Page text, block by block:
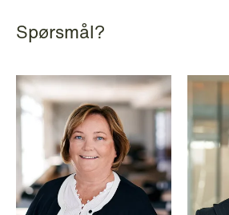
Read more
Spørsmål?